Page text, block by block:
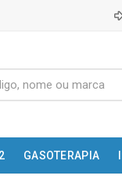
GASOTERAPIA